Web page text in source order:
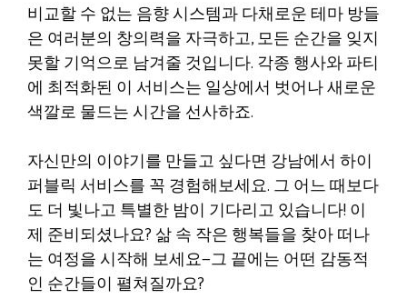
비교할 수 없는 음향 시스템과 다채로운 테마 방들
은 여러분의 창의력을 자극하고, 모든 순간을 잊지
못할 기억으로 남겨줄 것입니다. 각종 행사와 파티
에 최적화된 이 서비스는 일상에서 벗어나 새로운
색깔로 물드는 시간을 선사하죠.
자신만의 이야기를 만들고 싶다면 강남에서 하이
퍼블릭 서비스를 꼭 경험해보세요. 그 어느 때보다
도 더 빛나고 특별한 밤이 기다리고 있습니다! 이
제 준비되셨나요? 삶 속 작은 행복들을 찾아 떠나
는 여정을 시작해 보세요—그 끝에는 어떤 감동적
인 순간들이 펼쳐질까요?